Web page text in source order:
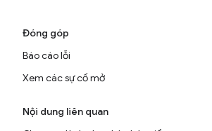
Đóng góp
Báo cáo lỗi
Xem các sự cố mở
Nội dung liên quan